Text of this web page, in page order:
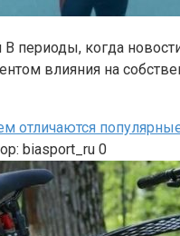
периоды, когда
влияния на
отличаются
biasport_ru 0